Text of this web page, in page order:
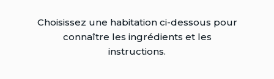
Choisissez une habitation ci-dessous pour
connaître les ingrédients et les
instructions.